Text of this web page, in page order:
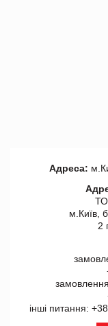
Адреса:
м.Київ,
2
інші питання: